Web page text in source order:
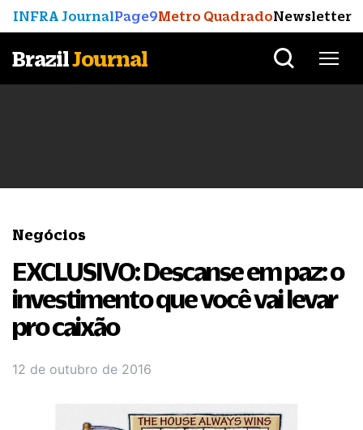
INFRA JournalPage9Metro QuadradoNewsletter
BrazilJournal
Negócios
EXCLUSIVO: Descanse em paz: o
investimento que você vai levar
pro caixão
12 de outubro de 2016